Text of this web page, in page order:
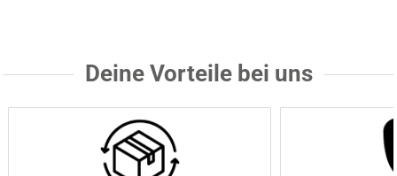
Deine Vorteile bei uns